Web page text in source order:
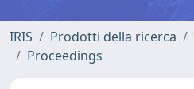
IRIS Prodotti della ricerca
Proceedings